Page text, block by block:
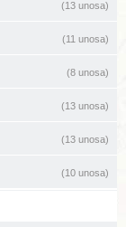
(13 unosa)
(11 unosa)
(8 unosa)
(13 unosa)
(13 unosa)
(10 unosa)